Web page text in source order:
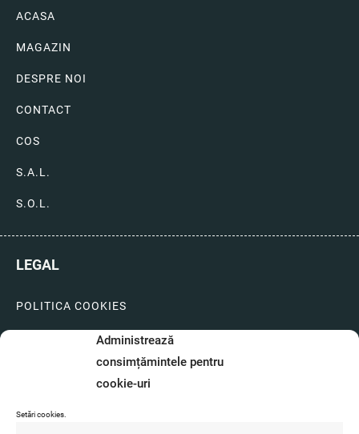
Administrează
consimțămintele pentru
cookie-uri
Setări cookies.
ACASA
MAGAZIN
DESPRE NOI
CONTACT
COS
S.A.L.
S.O.L.
LEGAL
POLITICA COOKIES
LIVRARI SI PLATI
GARANTIE SI SERVICE